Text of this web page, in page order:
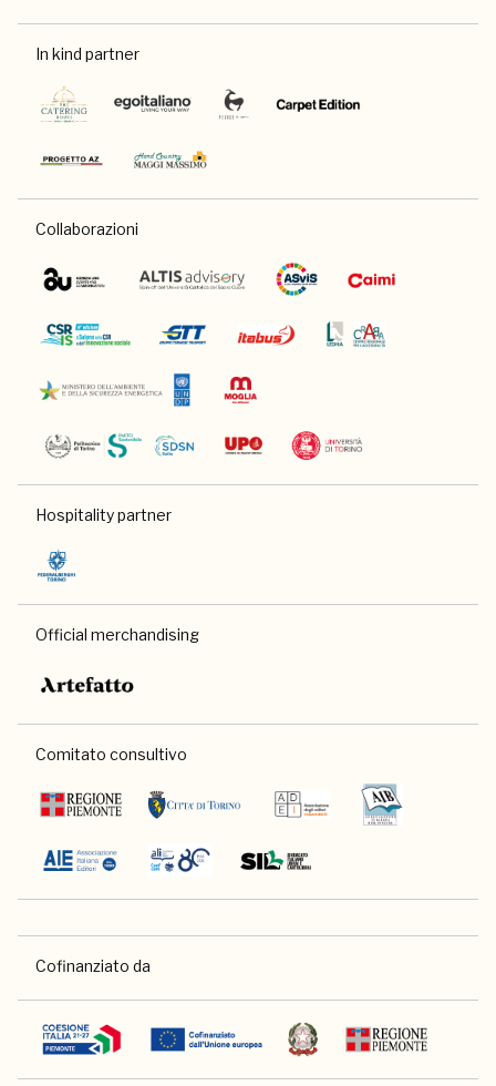
In kind partner
Collaborazioni
Hospitality partner
Official merchandising
Comitato consultivo
Cofinanziato da